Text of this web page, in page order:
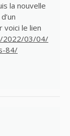
la nouvelle
voici le lien
2022/03/04/
84/